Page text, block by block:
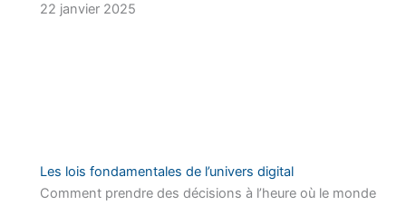
22 janvier 2025
Les lois fondamentales de l’univers digital
Comment prendre des décisions à l’heure où le monde